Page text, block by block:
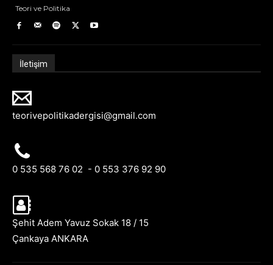
Teori ve Politika
İletişim
teorivepolitikadergisi@gmail.com
0 535 568 76 02 - 0 553 376 92 90
Şehit Adem Yavuz Sokak 18 / 15
Çankaya ANKARA